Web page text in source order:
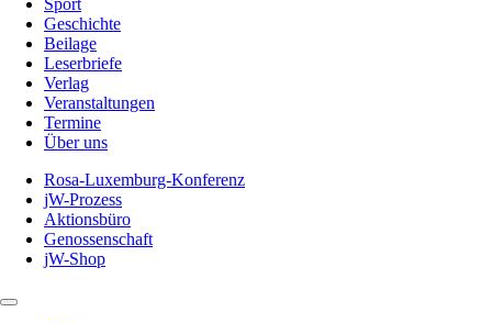
Sport
Geschichte
Beilage
Leserbriefe
Verlag
Veranstaltungen
Termine
Über uns
Rosa-Luxemburg-Konferenz
jW-Prozess
Aktionsbüro
Genossenschaft
jW-Shop